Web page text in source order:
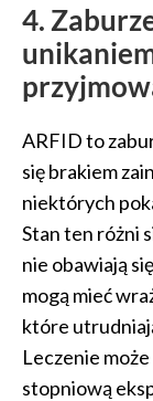
4.
ARFID to
się brakiem
niektórych
Stan ten różni
nie obawiają
mogą mieć
które
Leczenie
stopniową